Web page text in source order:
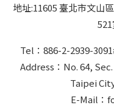
地址:11605 臺北市文山
Tel：886-2-2939-
Address：No. 64,
Taipei
E-Mail：